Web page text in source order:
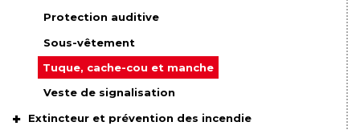
Protection auditive
Sous-vêtement
Tuque, cache-cou et manche
Veste de signalisation
Extincteur et prévention des incendie